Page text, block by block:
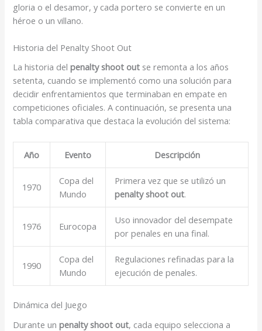
gloria o el desamor, y cada portero se convierte en un
héroe o un villano.
Historia del Penalty Shoot Out
La historia delpenalty shoot out se remonta a los años
setenta, cuando se implementó como una solución para
decidir enfrentamientos que terminaban en empate en
competiciones oficiales. A continuación, se presenta una
tabla comparativa que destaca la evolución del sistema:
Año Evento Descripción
1970
Copa del
Mundo
Primera vez que se utilizó un
penalty shoot out.
1976 Eurocopa
Uso innovador del desempate
por penales en una final.
1990
Copa del
Mundo
Regulaciones refinadas para la
ejecución de penales.
Dinámica del Juego
Durante unpenalty shoot out, cada equipo selecciona a